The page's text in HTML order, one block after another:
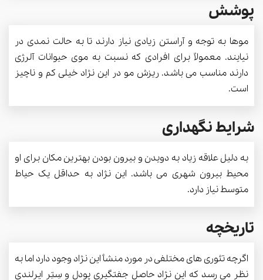
پوشش
موها به توجه و آراستن زیادی نیاز دارند تا به حالت نمدی در
نیایند. معمولاً برای افرادی که نسبت به موی حیوانات آلرژی
دارند مناسب می باشد. ریزش مو در این نژاد خیلی کم و ناچیز
است.
شرایط نگهداری
به دلیل علاقه زیاد به دویدن و بیرون بودن بهترین مکان برای او
محیط بیرون شهری می باشد. این نژاد به حداقل یک حیاط
متوسط نیاز دارد.
تاریخچه
اگرچه تئوری های مختلفی در مورد منشأ این نژاد وجود دارد اما به
نظر می رسد که این نژاد حاصل جفتگیری پودل و سِتِر ایرلندی